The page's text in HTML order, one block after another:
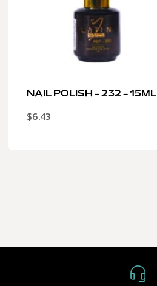
NAIL POLISH – 232 – 15ML
$6.43